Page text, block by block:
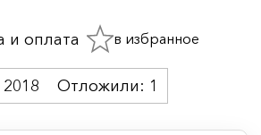
2018 Отложили: 1
и оплата в избранное